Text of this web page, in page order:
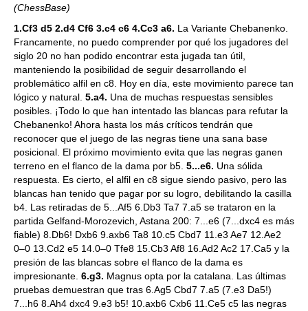
(ChessBase)
1.Cf3 d5 2.d4 Cf6 3.c4 c6 4.Cc3 a6. La Variante Chebanenko.
Francamente, no puedo comprender por qué los jugadores del
siglo 20 no han podido encontrar esta jugada tan útil,
manteniendo la posibilidad de seguir desarrollando el
problemático alfil en c8. Hoy en día, este movimiento parece tan
lógico y natural. 5.a4. Una de muchas respuestas sensibles
posibles. ¡Todo lo que han intentado las blancas para refutar la
Chebanenko! Ahora hasta los más críticos tendrán que
reconocer que el juego de las negras tiene una sana base
posicional. El próximo movimiento evita que las negras ganen
terreno en el flanco de la dama por b5. 5...e6. Una sólida
respuesta. Es cierto, el alfil en c8 sigue siendo pasivo, pero las
blancas han tenido que pagar por su logro, debilitando la casilla
b4. Las retiradas de 5...Af5 6.Db3 Ta7 7.a5 se trataron en la
partida Gelfand-Morozevich, Astana 200: 7...e6 (7...dxc4 es más
fiable) 8.Db6! Dxb6 9.axb6 Ta8 10.c5 Cbd7 11.e3 Ae7 12.Ae2
0–0 13.Cd2 e5 14.0–0 Tfe8 15.Cb3 Af8 16.Ad2 Ac2 17.Ca5 y la
presión de las blancas sobre el flanco de la dama es
impresionante. 6.g3. Magnus opta por la catalana. Las últimas
pruebas demuestran que tras 6.Ag5 Cbd7 7.a5 (7.e3 Da5!)
7...h6 8.Ah4 dxc4 9.e3 b5! 10.axb6 Cxb6 11.Ce5 c5 las negras